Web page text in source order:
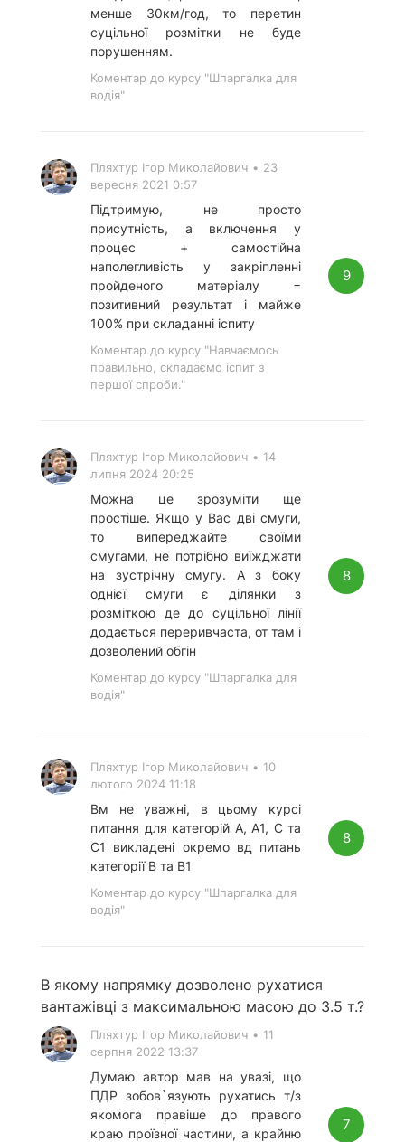
менше 30км/год, то перетин
суцільної розмітки не буде
порушенням.
Коментар до курсу "Шпаргалка для
водія"
Пляхтур Ігор Миколайович • 23
вересня 2021 0:57
Підтримую, не просто
присутність, а включення у
процес + самостійна
наполегливість у закріпленні
пройденого матеріалу =
позитивний результат і майже
100% при складанні іспиту
Коментар до курсу "Навчаємось
правильно, складаємо іспит з
першої спроби."
9
Пляхтур Ігор Миколайович • 14
липня 2024 20:25
Можна це зрозуміти ще
простіше. Якщо у Вас дві смуги,
то випереджайте своїми
смугами, не потрібно виїжджати
на зустрічну смугу. А з боку
однієї смуги є ділянки з
розміткою де до суцільної лінії
додається переривчаста, от там і
дозволений обгін
Коментар до курсу "Шпаргалка для
водія"
8
Пляхтур Ігор Миколайович • 10
лютого 2024 11:18
Вм не уважні, в цьому курсі
питання для категорій А, А1, С та
С1 викладені окремо вд питань
категорії В та В1
Коментар до курсу "Шпаргалка для
водія"
8
В якому напрямку дозволено рухатися
вантажівці з максимальною масою до 3.5 т.?
Пляхтур Ігор Миколайович • 11
серпня 2022 13:37
Думаю автор мав на увазі, що
ПДР зобов`язують рухатись т/з
якомога правіше до правого
краю проїзної частини, а крайню
7